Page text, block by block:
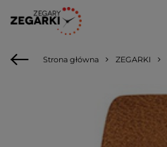
Strona główna ZEGARKI